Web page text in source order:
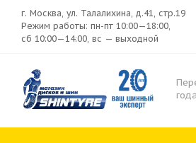
г. Москва, ул. Талалихина, д.41, стр.19
Режим работы: пн-пт 10:00—18:00,
сб 10:00—14:00, вс — выходной
года